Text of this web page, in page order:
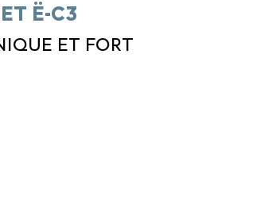
Ë-C3
ET FORT